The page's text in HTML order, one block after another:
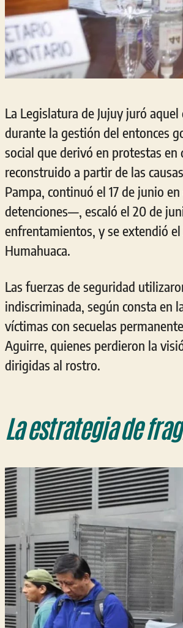
La Legislatura de Jujuy juró
durante la gestión del entonces
social que derivó en protestas
reconstruido a partir de las
Pampa, continuó el 17 de junio
detenciones—, escaló el 20 de
enfrentamientos, y se extendió
Humahuaca.
Las fuerzas de seguridad
indiscriminada, según consta en
víctimas con secuelas
Aguirre, quienes perdieron la
dirigidas al rostro.
La estrategia de